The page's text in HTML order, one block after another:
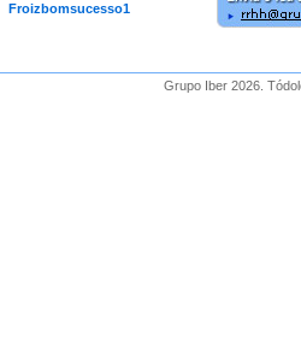
Froizbomsucesso1
Grupo Iber 2026.